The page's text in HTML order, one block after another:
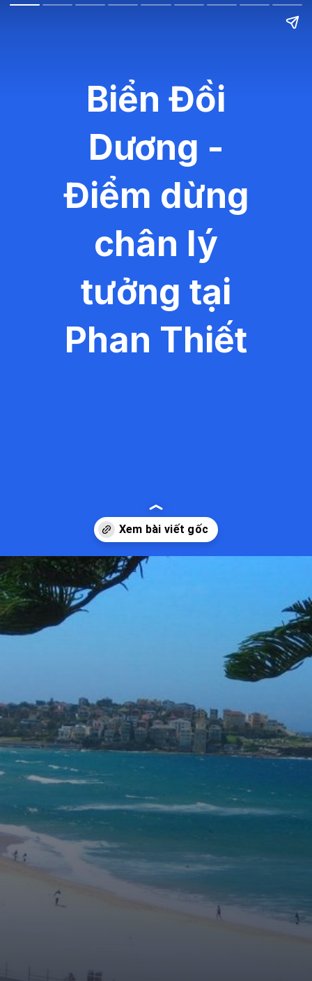
Biển Đồi
Dương -
Điểm dừng
chân lý
tưởng tại
Phan Thiết
Đang mở https://kiemvieclam.vn/bien-doi-duong